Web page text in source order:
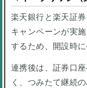
楽天銀行と楽天証
キャンペーンが実
するため、開設時
連携後は、証券口
く、つみたて継続